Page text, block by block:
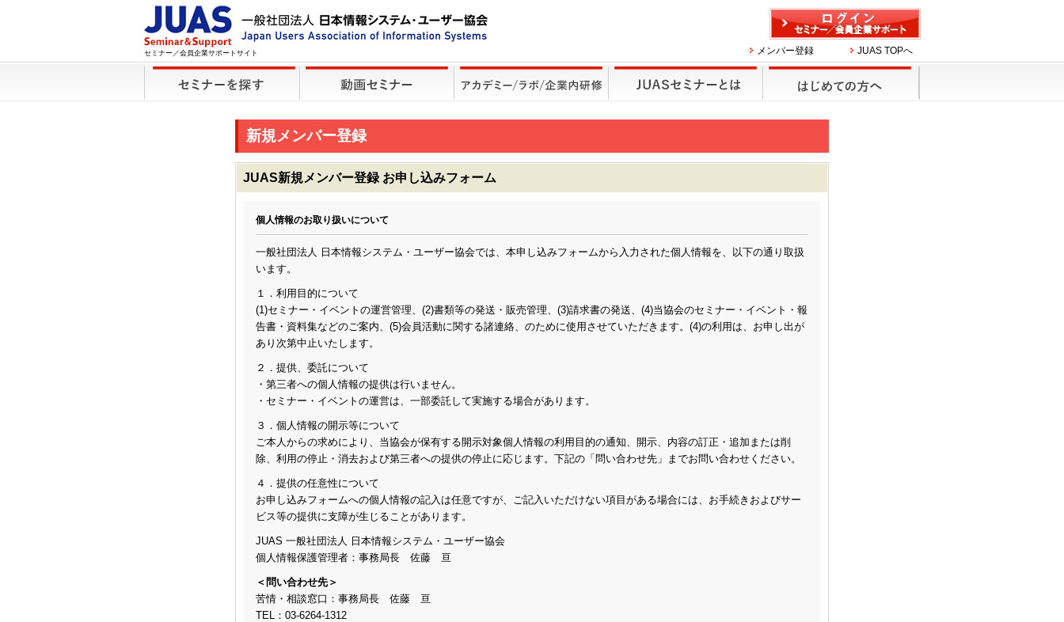
セミナー／会員企業サポートサイト メンバー登録 JUAS TOPへ
新規メンバー登録
JUAS新規メンバー登録 お申し込みフォーム
個人情報のお取り扱いについて
一般社団法人 日本情報システム・ユーザー協会では、本申し込みフォームから入力された個人情報を、以下の通り取扱
います。
１．利用目的について
(1)セミナー・イベントの運営管理、(2)書類等の発送・販売管理、(3)請求書の発送、(4)当協会のセミナー・イベント・報
告書・資料集などのご案内、(5)会員活動に関する諸連絡、のために使用させていただきます。(4)の利用は、お申し出が
あり次第中止いたします。
２．提供、委託について
・第三者への個人情報の提供は行いません。
・セミナー・イベントの運営は、一部委託して実施する場合があります。
３．個人情報の開示等について
ご本人からの求めにより、当協会が保有する開示対象個人情報の利用目的の通知、開示、内容の訂正・追加または削
除、利用の停止・消去および第三者への提供の停止に応じます。下記の「問い合わせ先」までお問い合わせください。
４．提供の任意性について
お申し込みフォームへの個人情報の記入は任意ですが、ご記入いただけない項目がある場合には、お手続きおよびサー
ビス等の提供に支障が生じることがあります。
JUAS 一般社団法人 日本情報システム・ユーザー協会
個人情報保護管理者：事務局長 佐藤 亘
＜問い合わせ先＞
苦情・相談窓口：事務局長 佐藤 亘
TEL：03-6264-1312